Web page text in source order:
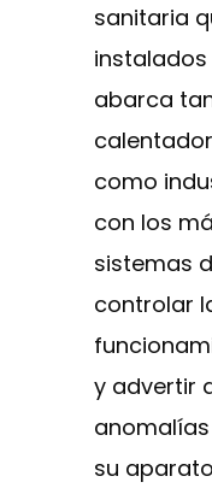
sanitaria
instalados
abarca
como
con los
sistemas
controlar
y advertir
su